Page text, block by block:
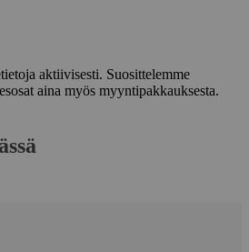
aktiivisesti. Suosittelemme
aina myös myyntipakkauksesta.